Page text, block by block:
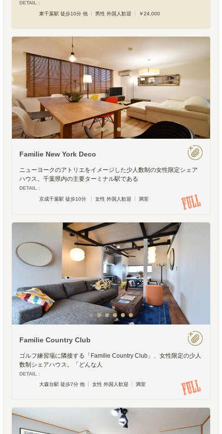
DETAIL :
東千葉駅 徒歩10分 他
男性 外国人歓迎 ￥24,000
Familie New York Deco
ニューヨークのアトリエをイメージした少人数制の女性限定シェア
ハウス。千葉県内の主要ターミナル駅である
DETAIL :
京成千葉駅 徒歩10分
女性 外国人歓迎 満室
Familie Country Club
ゴルフ練習場に隣接する「Familie Country Club」、女性限定の少人
数制シェアハウス。「どんな人
DETAIL :
大森台駅 徒歩7分 他
女性 外国人歓迎 満室